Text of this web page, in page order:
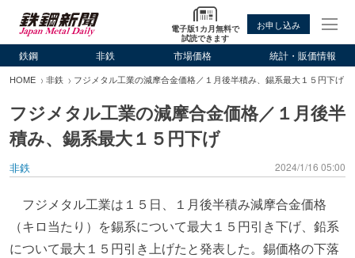
電子版1カ月無料で
試読できます
お申し込み
鉄鋼 非鉄 市場価格 統計・販価情報
HOME 非鉄 フジメタル工業の減摩合金価格／１月後半積み、錫系最大１５円下げ
フジメタル工業の減摩合金価格／１月後半
積み、錫系最大１５円下げ
非鉄 2024/1/16 05:00
フジメタル工業は１５日、１月後半積み減摩合金価格
（キロ当たり）を錫系について最大１５円引き下げ、鉛系
について最大１５円引き上げたと発表した。錫価格の下落